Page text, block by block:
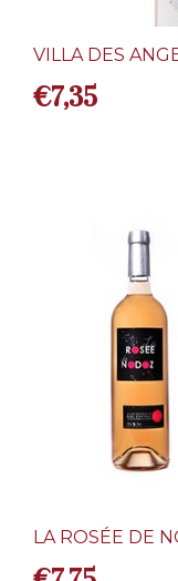
VILLA DES
€7,35
LA ROSÉE DE